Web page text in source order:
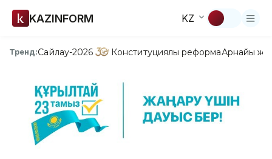
KAZINFORM KZ
Тренд:Сайлау-2026 Конституциялық реформаАрнайы